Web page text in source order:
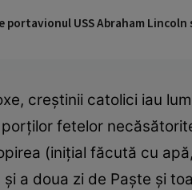
portavionul USS Abraham
creștinii catolici iau
fetelor
(inițial făcută cu
a doua zi de Paște și